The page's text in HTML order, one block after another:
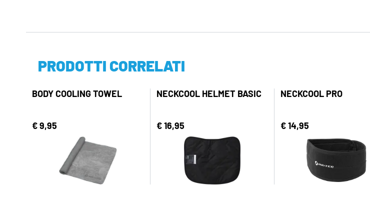
PRODOTTI CORRELATI
BODY COOLING TOWEL
€ 9,95
NECKCOOL HELMET BASIC
€ 16,95
NECKCOOL PRO
€ 14,95